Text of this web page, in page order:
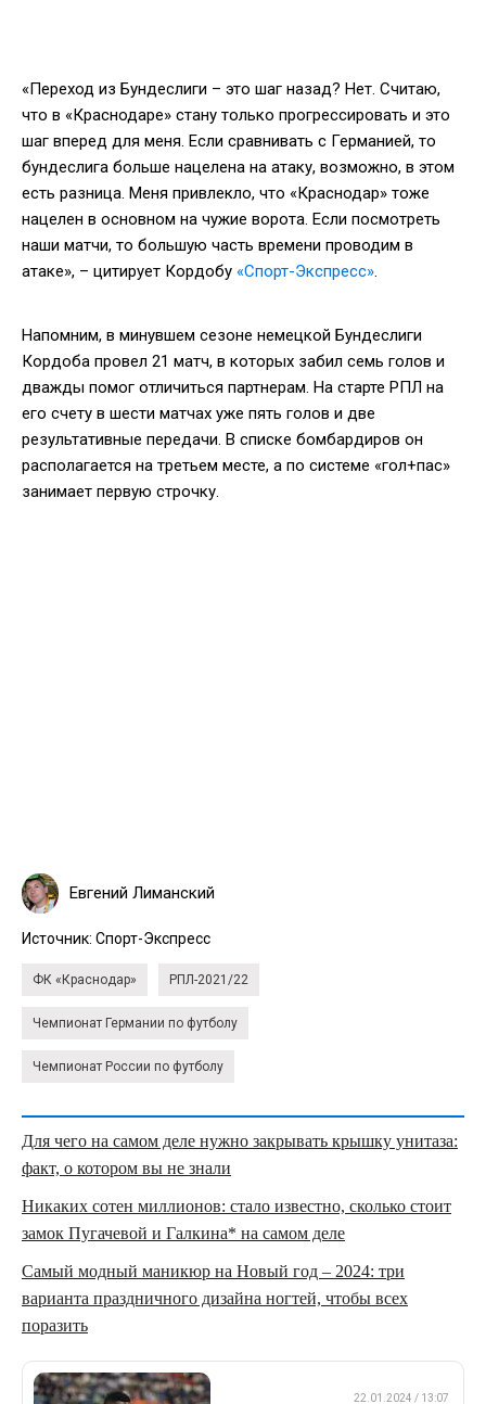
«Переход из Бундеслиги – это шаг назад? Нет. Считаю,
что в «Краснодаре» стану только прогрессировать и это
шаг вперед для меня. Если сравнивать с Германией, то
бундеслига больше нацелена на атаку, возможно, в этом
есть разница. Меня привлекло, что «Краснодар» тоже
нацелен в основном на чужие ворота. Если посмотреть
наши матчи, то большую часть времени проводим в
атаке», – цитирует Кордобу «Спорт-Экспресс».
Напомним, в минувшем сезоне немецкой Бундеслиги
Кордоба провел 21 матч, в которых забил семь голов и
дважды помог отличиться партнерам. На старте РПЛ на
его счету в шести матчах уже пять голов и две
результативные передачи. В списке бомбардиров он
располагается на третьем месте, а по системе «гол+пас»
занимает первую строчку.
Евгений Лиманский
Источник: Спорт-Экспресс
ФК «Краснодар» РПЛ-2021/22
Чемпионат Германии по футболу
Чемпионат России по футболу
Для чего на самом деле нужно закрывать крышку унитаза:
факт, о котором вы не знали
Никаких сотен миллионов: стало известно, сколько стоит
замок Пугачевой и Галкина* на самом деле
Самый модный маникюр на Новый год – 2024: три
варианта праздничного дизайна ногтей, чтобы всех
поразить
22.01.2024 / 13:07